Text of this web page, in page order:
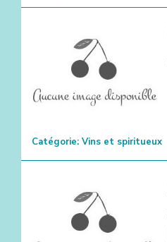
Catégorie: Vins et spiritueux